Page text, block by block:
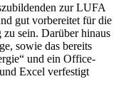
zur LUFA
gut vorbereitet für die
sein. Darüber hinaus
sowie das bereits
und ein Office-
Excel verfestigt